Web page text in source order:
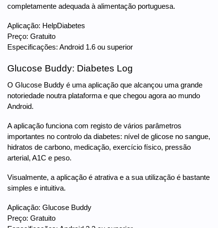
completamente adequada à alimentação portuguesa.
Aplicação: HelpDiabetes
Preço: Gratuito
Especificações: Android 1.6 ou superior
Glucose Buddy: Diabetes Log
O Glucose Buddy é uma aplicação que alcançou uma grande
notoriedade noutra plataforma e que chegou agora ao mundo
Android.
A aplicação funciona com registo de vários parâmetros
importantes no controlo da diabetes: nível de glicose no sangue,
hidratos de carbono, medicação, exercício físico, pressão
arterial, A1C e peso.
Visualmente, a aplicação é atrativa e a sua utilização é bastante
simples e intuitiva.
Aplicação: Glucose Buddy
Preço: Gratuito